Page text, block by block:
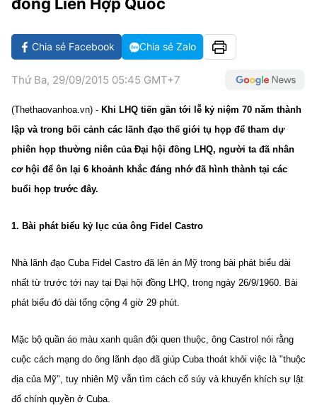
GOLF
CÁC CÚP CHÂU ÂU
BẢNG XẾP HẠNG
VĂN HÓA
DIỄN ĐÀN
NHỊP ĐẬP SỨC KHỎE
GIẢI TRÍ
KBIZ
ĐIỂM ĐẾN
ẢNH
TƯ VẤN
HIGHTECH
TIÊU ĐIỂM - SPOTLIGHT
BẠN CẦN BIẾT
BÁO GIẤY
CỐNG HIẾN
BÙI XUÂN PHÁI
Chia sẻ Facebook Chia sẻ Zalo
Thứ Ba, 29/09/2015 05:45 GMT+7
(Thethaovanhoa.vn) - Khi LHQ tiến gần tới lễ kỷ niệm 70 năm thành
lập và trong bối cảnh các lãnh đạo thế giới tụ họp để tham dự
phiên họp thường niên của Đại hội đồng LHQ, người ta đã nhân
cơ hội để ôn lại 6 khoảnh khắc đáng nhớ đã hình thành tại các
buổi họp trước đây.
1. Bài phát biểu kỷ lục của ông Fidel Castro
Nhà lãnh đạo Cuba Fidel Castro đã lên án Mỹ trong bài phát biểu dài
nhất từ trước tới nay tại Đại hội đồng LHQ, trong ngày 26/9/1960. Bài
phát biểu đó dài tổng cộng 4 giờ 29 phút.
Mặc bộ quần áo màu xanh quân đội quen thuộc, ông Castrol nói rằng
cuộc cách mạng do ông lãnh đạo đã giúp Cuba thoát khỏi việc là "thuộc
địa của Mỹ", tuy nhiên Mỹ vẫn tìm cách cổ súy và khuyến khích sự lật
đổ chính quyền ở Cuba.